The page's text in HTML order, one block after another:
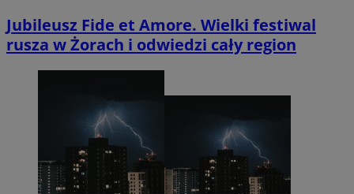
Jubileusz Fide et Amore. Wielki festiwal
rusza w Żorach i odwiedzi cały region